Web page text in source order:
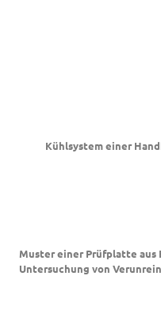
Kühlsystem einer
Muster einer Prüfplatte
Untersuchung von